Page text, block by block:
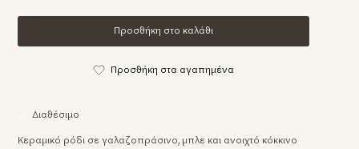
Προσθήκη στο καλάθι
Προσθήκη στα αγαπημένα
Διαθέσιμο
Κεραμικό ρόδι σε γαλαζοπράσινο, μπλε και ανοιχτό κόκκινο